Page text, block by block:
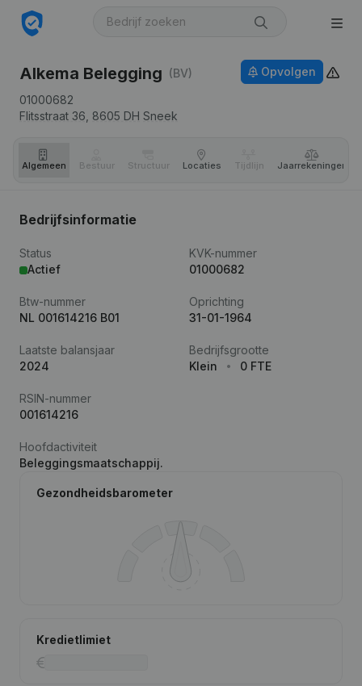
Alkema Belegging (BV)
01000682
Flitsstraat 36, 8605 DH Sneek
Opvolgen
Algemeen Bestuur Structuur Locaties Tijdlijn Jaar­rekeningen
Bedrijfsinformatie
Status
Actief
KVK-nummer
01000682
Btw-nummer
NL 001614216 B01
Oprichting
31-01-1964
Laatste balansjaar
2024
Bedrijfsgrootte
Klein
0 FTE
RSIN-nummer
001614216
Hoofdactiviteit
Beleggingsmaatschappij.
Gezondheidsbarometer
Kredietlimiet